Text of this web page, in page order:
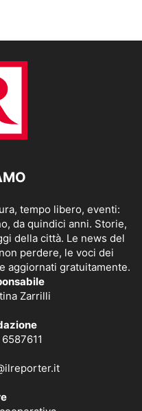
tempo libero, eventi:
da quindici anni. Storie,
della città. Le news del
perdere, le voci dei
aggiornati gratuitamente.
Zarrilli